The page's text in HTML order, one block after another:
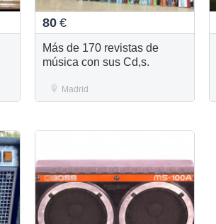
80 €
Más de 170 revistas de
música con sus Cd,s.
Madrid